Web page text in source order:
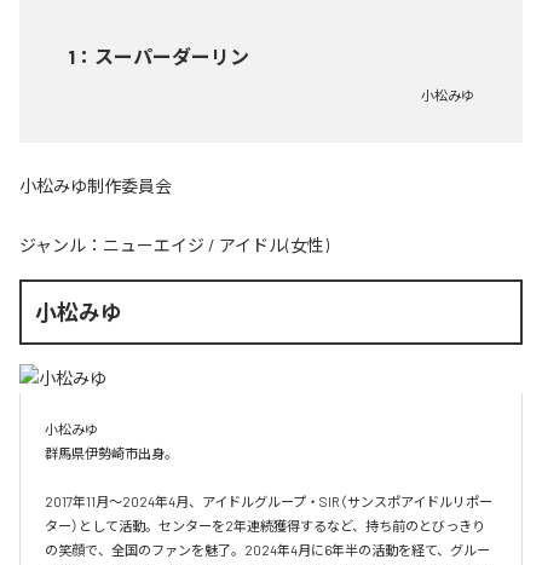
1 ： スーパーダーリン
小松みゆ
小松みゆ制作委員会
ジャンル： ニューエイジ / アイドル(女性)
小松みゆ
小松みゆ
群馬県伊勢崎市出身。
2017年11月〜2024年4月、アイドルグループ・SIR（サンスポアイドルリポー
ター）として活動。センターを2年連続獲得するなど、持ち前のとびっきり
の笑顔で、全国のファンを魅了。2024年4月に6年半の活動を経て、グルー